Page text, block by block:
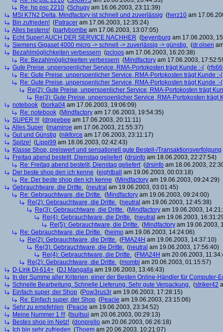
Re: hp psc 2210 (Schugy am 16.06.2003, 23:11:39)
MSI K7N2 Delta, Mindfactory ist schnell und zuverlässig (herz10 am
Bin zufrieden! (Patracer am 17.06.2003, 12:35:24)
Alles bestens! (partybombe am 17.06.2003, 13:07:05)
Echt Super! AUCH DER SERVICE NACHHER (beyenburg am 17.06.2003,
Siemens Gigaset 4000 micro -> schnell -> zuverlässig -> günstig. (dr.olsen
Bezahlmöglichkeiten verbessern (pcloos am 17.06.2003, 16:20:38)
Re: Bezahlmöglichkeiten verbessern (Mindfactory am 17.06.2003,
Gute Preise, unpersoenlicher Service, RMA-Portokosten trägt Kunde :-( (
Re: Gute Preise, unpersoenlicher Service, RMA-Portokosten trägt Kunde :-(
Re: Gute Preise, unpersoenlicher Service, RMA-Portokosten trägt Kunde :-(
Re(2): Gute Preise, unpersoenlicher Service, RMA-Portokosten trägt
Re(3): Gute Preise, unpersoenlicher Service, RMA-Portokosten trägt
notebook (borka04 am 17.06.2003, 19:06:09)
Re: notebook (Mindfactory am 17.06.2003, 19:54:35)
SUPER !!! (drgeebee am 17.06.2003, 20:11:11)
Alles Super (mamiroe am 17.06.2003, 21:55:37)
Gut und Günstig (nikforce am 17.06.2003, 23:11:17)
Spitze! (Lippi99 am 18.06.2003, 02:42:43)
Klasse Shop, preiswert und sensationell gute Bestell-/Transaktionsverfolgung
Freitag abend bestellt, Dienstag geliefert(drsinfo am 18.06.2003, 22:27:54)
Re: Freitag abend bestellt, Dienstag geliefert(drsinfo am 18.06.2003,
Der beste shop den ich kenne (eightball
am 19.06.2003, 00:03:18)
Re: Der beste shop den ich kenne (Mindfactory am 19.06.2003, 09:24:29)
Gebrauchtware, die Dritte. (neutral am 19.06.2003, 03:01:45)
Re: Gebrauchtware, die Dritte. (Mindfactory am 19.06.2003, 09:24:00)
Re(2): Gebrauchtware, die Dritte. (neutral am 19.06.2003, 12:45:38)
Re(3): Gebrauchtware, die Dritte. (Mindfactory am 19.06.2003,
Re(4): Gebrauchtware, die Dritte. (neutral am 19.06.2003,
Re(5): Gebrauchtware, die Dritte. (Mindfactory am 19.06.2003,
Re: Gebrauchtware, die Dritte. (heimo am 19.06.2003, 14:24:06)
Re(2): Gebrauchtware, die Dritte. (FMA24H am 19.06.2003, 14:37:10)
Re(3): Gebrauchtware, die Dritte. (neutral am 19.06.2003, 17:56:40)
Re(4): Gebrauchtware, die Dritte. (FMA24H am 20.06.2003,
Re(2): Gebrauchtware, die Dritte. (mombi am 20.06.2003, 01:15:57)
D-Link DI-614+ (DJ Mangalla am 19.06.2003, 13:46:43)
In der Summe aller Kriterien, einer der Besten Online-Händler für Computer-
Schnelle Bearbeitung. Schnelle Lieferung. Sehr gute Verpackung. (striker42
Einfach super, der Shop (Pow3rus3r am 19.06.2003, 17:28:15)
Re: Einfach super, der Shop (Peacie am 19.06.2003, 23:15:06)
Sehr zu empfehlen (Peacie am 19.06.2003, 23:34:52)
Meine Nummer 1 !!! (tsuitsui am 20.06.2003, 00:29:13)
Bestes shop im Netz! (donprello am 20.06.2003, 06:26:18)
Ich bin sehr zufrieden (Thoem am 20.06.2003, 10:21:07)